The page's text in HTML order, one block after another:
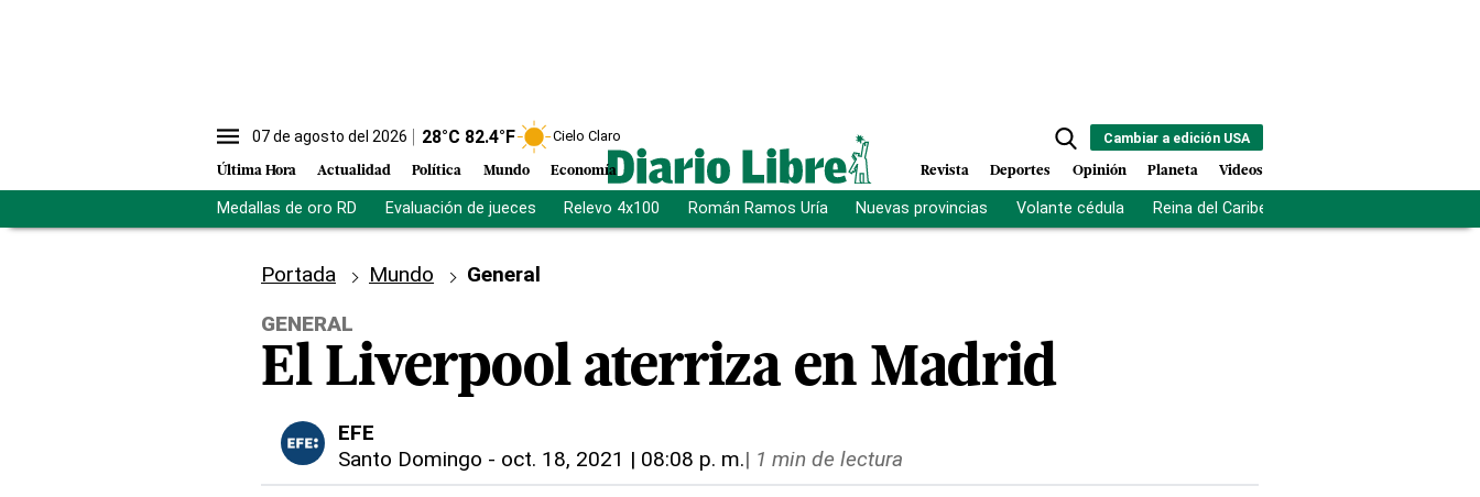
07 de agosto del 2026 28°C 82.4°F Cielo Claro
Última Hora Actualidad Política Mundo Economía
Cambiar a edición USA
Revista Deportes Opinión Planeta Videos
Medallas de oro RD Evaluación de jueces Relevo 4x100 Román Ramos Uría Nuevas provincias Volante cédula Reina del Caribe
Portada Mundo
General
GENERAL
El Liverpool aterriza en Madrid
EFE
Santo Domingo - oct. 18, 2021 | 08:08 p. m.| 1 min de lectura